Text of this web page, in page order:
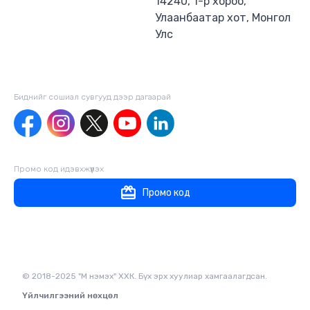
болох уран зөгнөлт зохиолын хэлбэрээр
бичигдсэн уг бүтээл та бүхнийг гайхшруулах
болно. Уг зөгнөлт романы дүрүүдийн гайхам
романуудад уншигчдын зүгээс, ялангуяа
толгой ажиллуулсан ээдрээт адал явдалд
дуртай уншигч түмний зүгээс тавих
гэдэгт итгэж байна.
Улаанбаатар хот, Монгол
Улс
Биднийг сошиал сувгууд дээр дагаaрай
Промо код идэвхжүүлэх
Промо код
© 2018-2025 "М нэмэх" ХХК. Бүх эрх хуулиар хамгаалагдсан.
Үйлчилгээний нөхцөл